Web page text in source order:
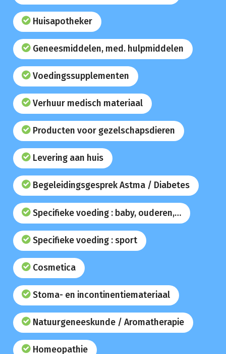
Huisapotheker
Geneesmiddelen, med. hulpmiddelen
Voedingssupplementen
Verhuur medisch materiaal
Producten voor gezelschapsdieren
Levering aan huis
Begeleidingsgesprek Astma / Diabetes
Specifieke voeding : baby, ouderen,…
Specifieke voeding : sport
Cosmetica
Stoma- en incontinentiemateriaal
Natuurgeneeskunde / Aromatherapie
Homeopathie